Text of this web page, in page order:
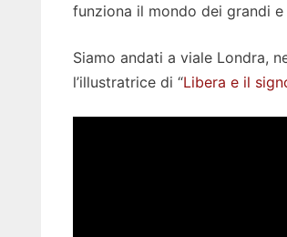
funziona il mondo dei grandi
Siamo andati a viale Londra,
l’illustratrice di “Libera e il